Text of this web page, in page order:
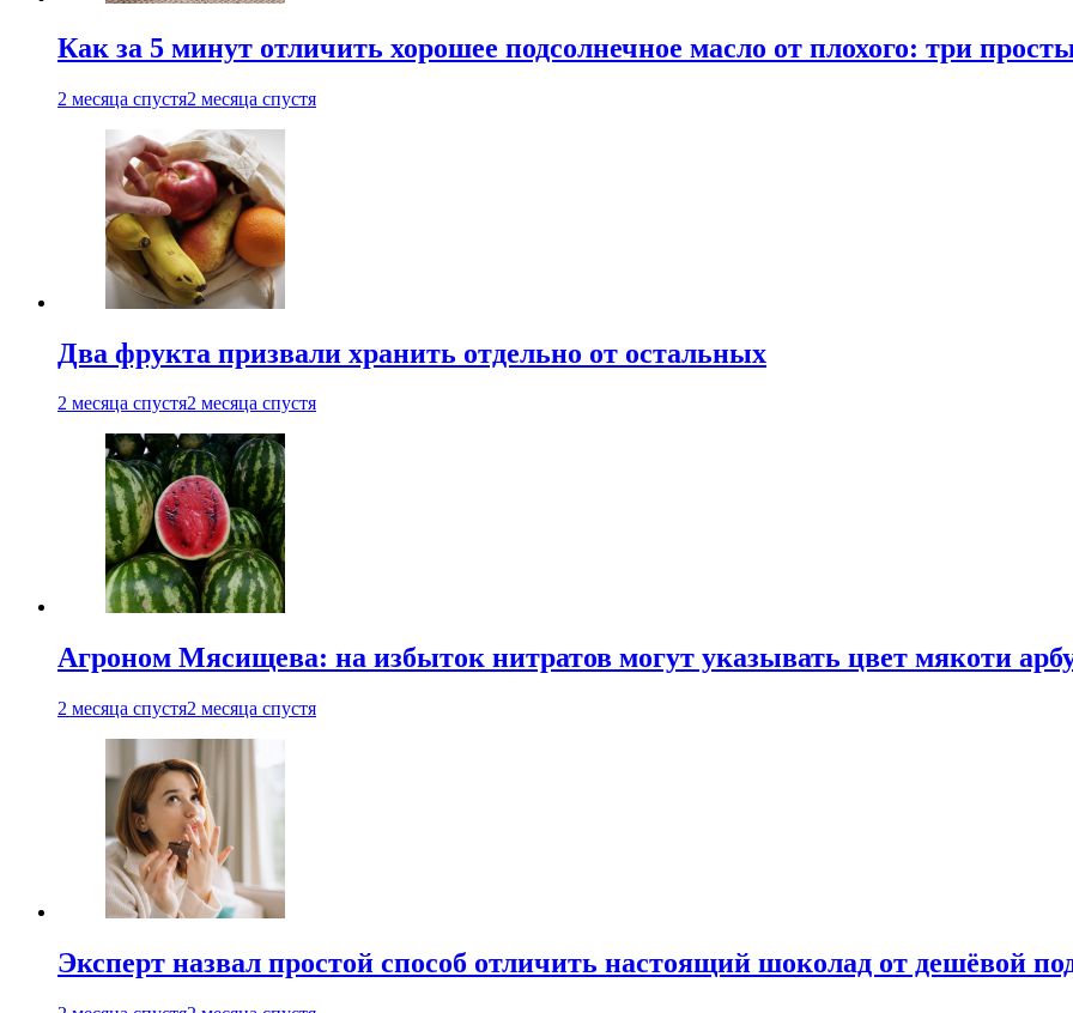
Как за 5 минут отличить хорошее подсолнечное масло от плохого: три
2 месяца спустя2 месяца спустя
Два фрукта призвали хранить отдельно от остальных
2 месяца спустя2 месяца спустя
Агроном Мясищева: на избыток нитратов могут указывать цвет мякоти
2 месяца спустя2 месяца спустя
Эксперт назвал простой способ отличить настоящий шоколад от дешёвой